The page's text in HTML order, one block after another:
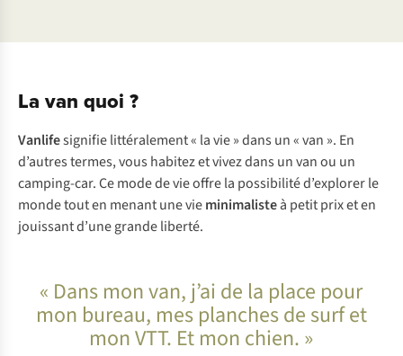
La van quoi ?
Vanlifesignifie littéralement « la vie » dans un « van ». En
d’autres termes, vous habitez et vivez dans un van ou un
camping-car. Ce mode de vie offre la possibilité d’explorer le
monde tout en menant une vieminimalisteà petit prix et en
jouissant d’une grande liberté.
« Dans mon van, j’ai de la place pour
mon bureau, mes planches de surf et
mon VTT. Et mon chien. »